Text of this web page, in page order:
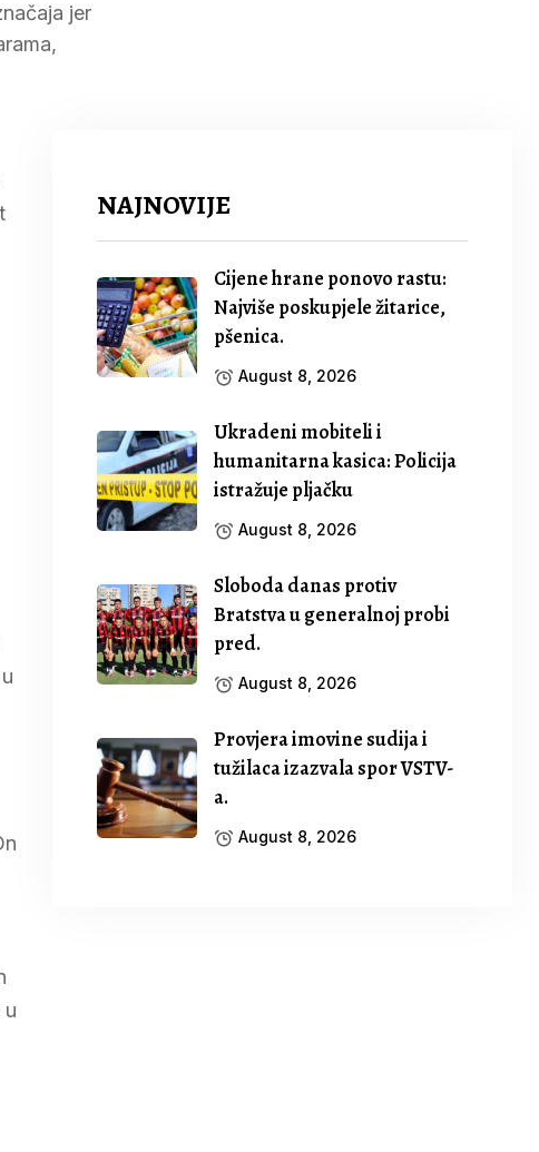
jer
u
NAJNOVIJE
Cijene hrane ponovo rastu:
Najviše poskupjele žitarice,
pšenica.
August 8, 2026
Ukradeni mobiteli i
humanitarna kasica: Policija
istražuje pljačku
August 8, 2026
Sloboda danas protiv
Bratstva u generalnoj probi
pred.
August 8, 2026
Provjera imovine sudija i
tužilaca izazvala spor VSTV-
a.
August 8, 2026